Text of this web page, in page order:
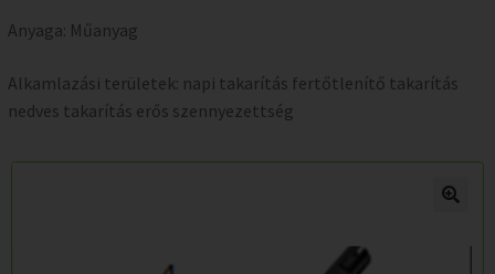
Anyaga: Műanyag
Alkamlazási területek: napi takarítás fertőtlenítő takarítás
nedves takarítás erős szennyezettség